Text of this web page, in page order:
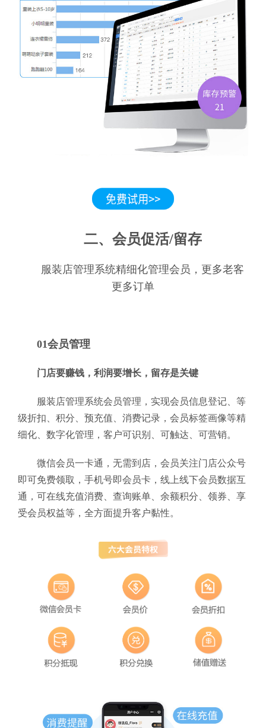
二、会员促活/留存
服装店管理系统精细化管理会员，更多老客
更多订单
01会员管理
门店要赚钱，利润要增长，留存是关键
服装店管理系统会员管理，实现会员信息登记、等
级折扣、积分、预充值、消费记录，会员标签画像等精
细化、数字化管理，客户可识别、可触达、可营销。
微信会员一卡通，无需到店，会员关注门店公众号
即可免费领取，手机号即会员卡，线上线下会员数据互
通，可在线充值消费、查询账单、余额积分、领券、享
受会员权益等，全方面提升客户黏性。